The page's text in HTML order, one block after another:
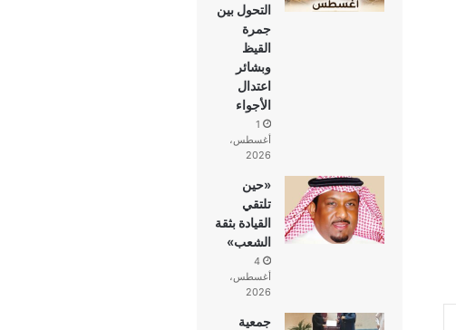
التحول بين
جمرة
القيظ
وبشائر
اعتدال
الأجواء
1
أغسطس،
2026
«حين
تلتقي
القيادة بثقة
الشعب»
4
أغسطس،
2026
جمعية